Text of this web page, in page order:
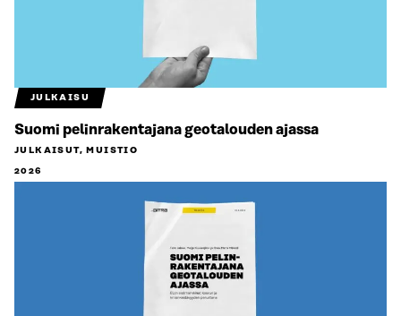
JULKAISU
Suomi pelinrakentajana geotalouden ajassa
JULKAISUT, MUISTIO
2026